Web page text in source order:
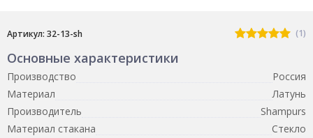
Артикул: 32-13-sh (1)
Основные характеристики
Производство
Россия
Материал
Латунь
Производитель
Shampurs
Материал стакана
Стекло